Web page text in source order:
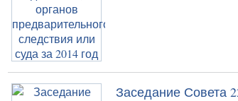
Заседание Совета